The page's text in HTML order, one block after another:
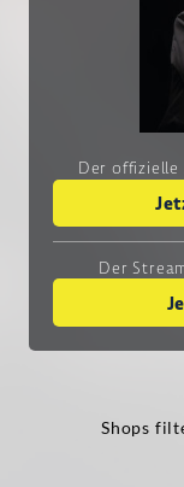
Der offizielle
Der
Shops